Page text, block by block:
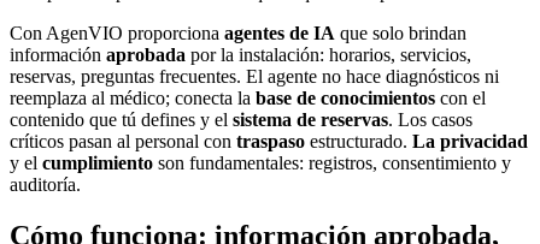
Con AgenVIO proporciona agentes de IA que solo brindan
información aprobada por la instalación: horarios, servicios,
reservas, preguntas frecuentes. El agente no hace diagnósticos ni
reemplaza al médico; conecta la base de conocimientos con el
contenido que tú defines y el sistema de reservas. Los casos
críticos pasan al personal con traspaso estructurado. La privacidad
y el cumplimiento son fundamentales: registros, consentimiento y
auditoría.
Cómo funciona: información aprobada,